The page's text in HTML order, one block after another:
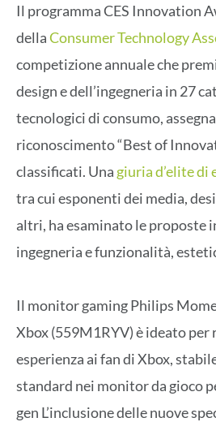
Il programma CES Innovation
dellaConsumer Technology
competizione annuale che
design e dell’ingegneria in 27
tecnologici di consumo,
riconoscimento “Best of
classificati. Una giuria d’elite
tra cui esponenti dei media,
altri, ha esaminato le proposte
ingegneria e funzionalità,
Il monitor gaming Philips
Xbox (559M1RYV) è ideato per
esperienza ai fan di Xbox,
standard nei monitor da gioco
gen L’inclusione delle nuove